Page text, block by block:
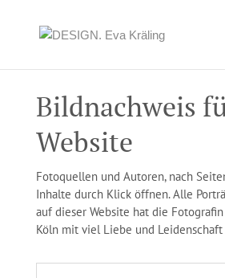
Bildnachweis
Website
Fotoquellen und Autoren, nach
Inhalte durch Klick öffnen. Alle
auf dieser Website hat die
Köln mit viel Liebe und